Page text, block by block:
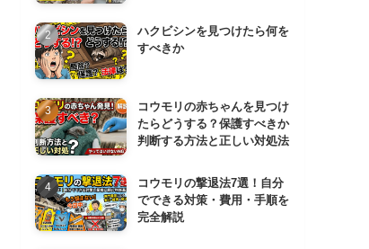
ハクビシンを見つけたら何を
すべきか
コウモリの赤ちゃんを見つけ
たらどうする？保護すべきか
判断する方法と正しい対処法
コウモリの撃退法7選！自分
でできる対策・費用・手順を
完全解説